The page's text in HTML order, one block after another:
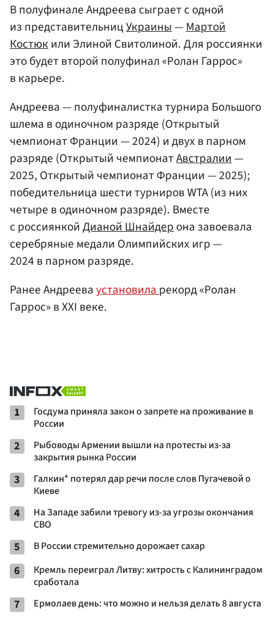
В полуфинале Андреева сыграет с одной
из представительницУкраины—Мартой
Костюкили Элиной Свитолиной. Для россиянки
это будет второй полуфинал «Ролан Гаррос»
в карьере.
Андреева — полуфиналистка турнира Большого
шлема в одиночном разряде (Открытый
чемпионат Франции — 2024) и двух в парном
разряде (Открытый чемпионатАвстралии—
2025, Открытый чемпионат Франции — 2025);
победительница шести турниров WTA (из них
четыре в одиночном разряде). Вместе
с россиянкойДианой Шнайдерона завоевала
серебряные медали Олимпийских игр —
2024 в парном разряде.
Ранее Андрееваустановиларекорд «Ролан
Гаррос» в XXI веке.
1
Госдума приняла закон о запрете на проживание в
России
2
Рыбоводы Армении вышли на протесты из-за
закрытия рынка России
3
Галкин* потерял дар речи после слов Пугачевой о
Киеве
4
На Западе забили тревогу из-за угрозы окончания
СВО
5 В России стремительно дорожает сахар
6
Кремль переиграл Литву: хитрость с Калининградом
сработала
7 Ермолаев день: что можно и нельзя делать 8 августа